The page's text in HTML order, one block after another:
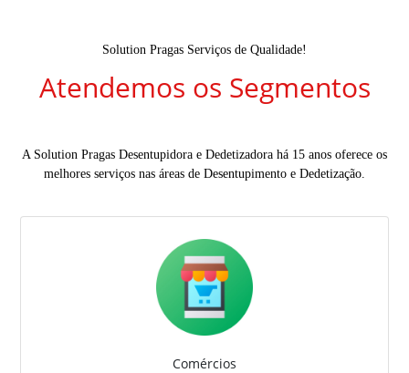
Solution Pragas Serviços de Qualidade!
Atendemos os Segmentos
A Solution Pragas Desentupidora e Dedetizadora há 15 anos oferece os
melhores serviços nas áreas de Desentupimento e Dedetização.
Comércios